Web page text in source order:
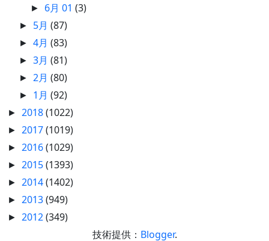
► 6月 01(3)
► 5月(87)
►4月(83)
►3月(81)
► 2月(80)
► 1月(92)
► 2018(1022)
► 2017(1019)
► 2016(1029)
► 2015(1393)
► 2014(1402)
► 2013(949)
► 2012(349)
技術提供： Blogger.